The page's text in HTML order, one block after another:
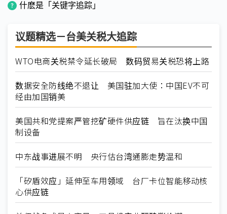
什麽是「关键字追踪」
议题精选－台美关税大追踪
WTO电商关税禁令延长破局 数码贸易关税恐将上路
数据安全防线绝不退让 美国驻加大使：中国EV不可
经由加国销美
美国共和党提案严管挖矿硬件供应链 旨在汰换中国
制设备
中东战事进展不明 央行估台湾通膨走势温和
「矽盾效应」延伸至车用领域 台厂卡位智能移动核
心供应链